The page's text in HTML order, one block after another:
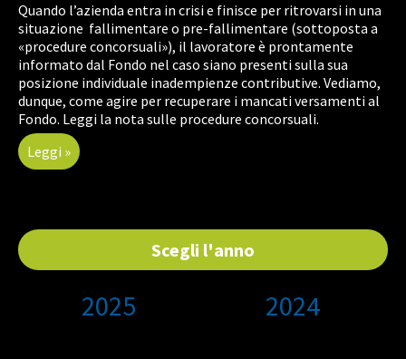
Scegli l'anno
2025 2024
Quando l’azienda entra in crisi e finisce per ritrovarsi in una
situazione fallimentare o pre-fallimentare (sottoposta a
«procedure concorsuali»), il lavoratore è prontamente
informato dal Fondo nel caso siano presenti sulla sua
posizione individuale inadempienze contributive. Vediamo,
dunque, come agire per recuperare i mancati versamenti al
Fondo. Leggi la nota sulle procedure concorsuali.
Leggi »